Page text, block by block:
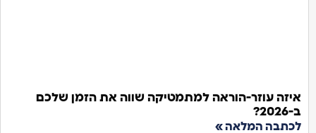
עוזר-הוראה למתמטיקה שווה את הזמן שלכם
המלאה »